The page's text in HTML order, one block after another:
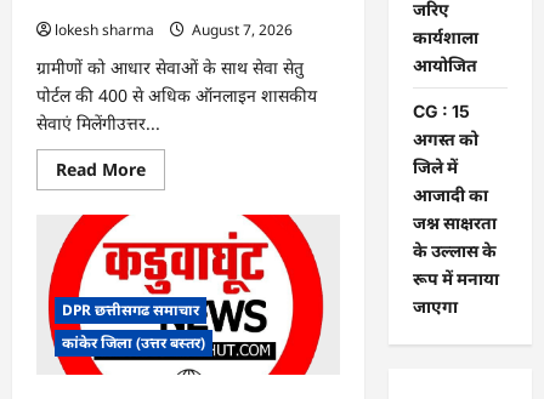
बवाल,
आयोग
ने
दी
सफाई
lokesh sharma
August 7, 2026
ग्रामीणों को आधार सेवाओं के साथ सेवा सेतु
पोर्टल की 400 से अधिक ऑनलाइन शासकीय
सेवाएं मिलेंगीउत्तर...
Read MoreRead
more
ग्राम
पंचायत
भैंसासुर
में
नवीन
आधार
केंद्र
DPR छत्तीसगढ समाचार
कांकेर जिला (उत्तर बस्तर)
जरिए
कार्यशाला
आयोजित
CG : 15
अगस्त को
जिले में
आजादी का
जश्न साक्षरता
के उल्लास के
रूप में मनाया
जाएगा